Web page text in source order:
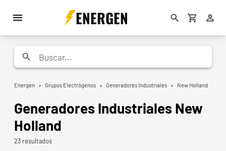
ENERGEN
Energen » Grupos Electrógenos » Generadores Industriales » New Holland
Generadores Industriales New
Holland
23 resultados